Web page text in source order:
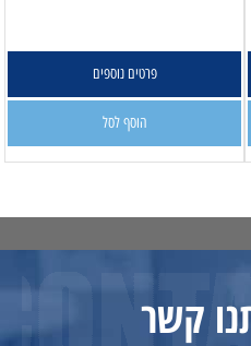
פרטים נוספים
הוסף לסל
קשר